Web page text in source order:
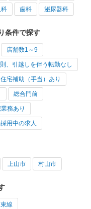
歯科 泌尿器科
条件で探す
店舗数1～9
、引越しを伴う転勤なし
住宅補助（手当）あり
総合門前
務あり
用中の求人
上山市 村山市
線